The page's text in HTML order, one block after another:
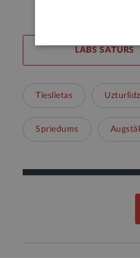
LABS SATURS
Tieslietas
Spriedums